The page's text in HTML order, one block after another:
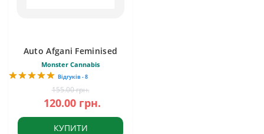
Auto Afgani Feminised
Monster Cannabis
Відгуків - 8
155.00 грн.
120.00 грн.
КУПИТИ